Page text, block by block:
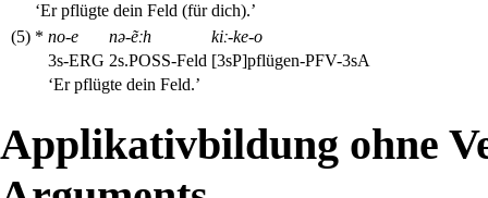
‘Er pflügte dein Feld (für dich).’
(5) * no-e nə-ẽːh
kiː-ke-o
3s-ERG 2s.POSS-Feld [3sP]pflügen-PFV-3sA
‘Er pflügte dein Feld.’
Applikativbildung ohne